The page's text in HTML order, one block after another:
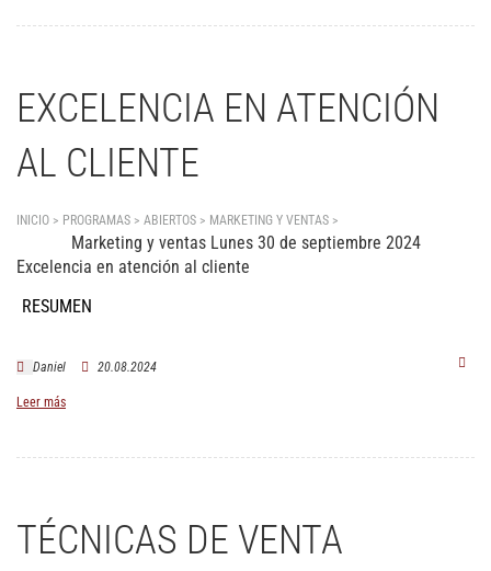
EXCELENCIA EN ATENCIÓN
AL CLIENTE
INICIO > PROGRAMAS > ABIERTOS > MARKETING Y VENTAS >
Marketing y ventas Lunes 30 de septiembre 2024
Excelencia en atención al cliente
RESUMEN
Daniel 20.08.2024
Leer más
TÉCNICAS DE VENTA